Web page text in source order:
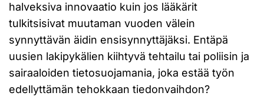
halveksiva innovaatio kuin jos lääkärit
tulkitsisivat muutaman vuoden välein
synnyttävän äidin ensisynnyttäjäksi. Entäpä
uusien lakipykälien kiihtyvä tehtailu tai poliisin ja
sairaaloiden tietosuojamania, joka estää työn
edellyttämän tehokkaan tiedonvaihdon?